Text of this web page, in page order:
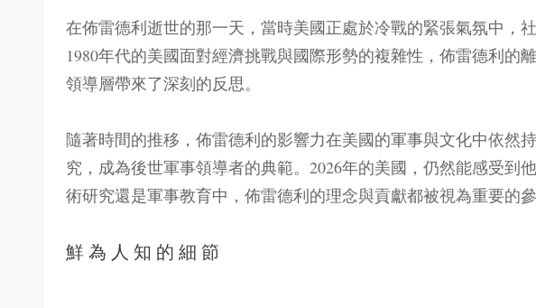
在佈雷德利逝世的那一天，當時美國正處於冷戰的緊張氣氛中，
1980年代的美國面對經濟挑戰與國際形勢的複雜性，佈雷德利的
領導層帶來了深刻的反思。
隨著時間的推移，佈雷德利的影響力在美國的軍事與文化中依然
究，成為後世軍事領導者的典範。2026年的美國，仍然能感受到
術研究還是軍事教育中，佈雷德利的理念與貢獻都被視為重要的參
鮮為人知的細節